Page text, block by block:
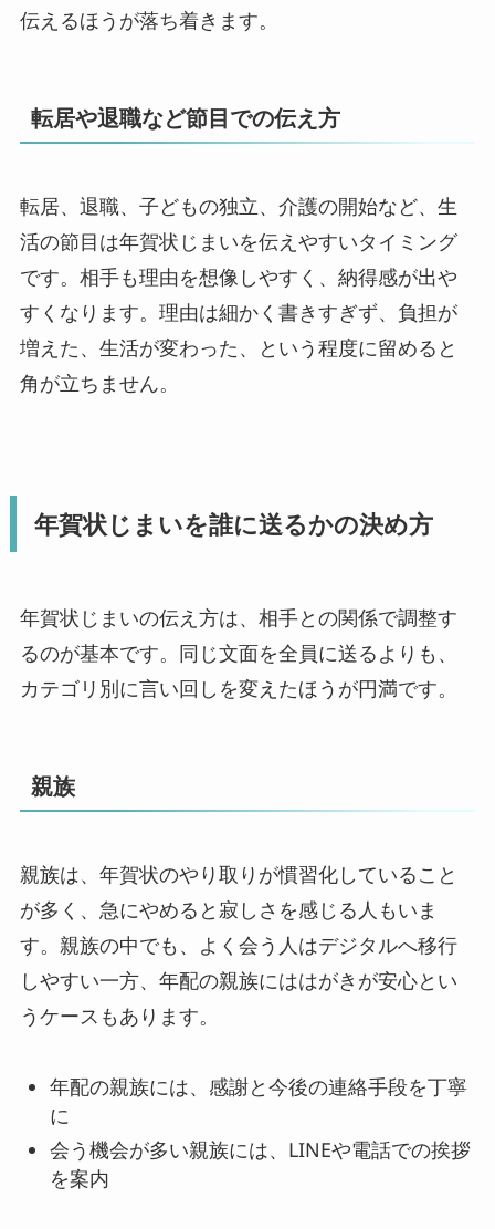
伝えるほうが落ち着きます。
転居や退職など節目での伝え方
転居、退職、子どもの独立、介護の開始など、生
活の節目は年賀状じまいを伝えやすいタイミング
です。相手も理由を想像しやすく、納得感が出や
すくなります。理由は細かく書きすぎず、負担が
増えた、生活が変わった、という程度に留めると
角が立ちません。
年賀状じまいを誰に送るかの決め方
年賀状じまいの伝え方は、相手との関係で調整す
るのが基本です。同じ文面を全員に送るよりも、
カテゴリ別に言い回しを変えたほうが円満です。
親族
親族は、年賀状のやり取りが慣習化していること
が多く、急にやめると寂しさを感じる人もいま
す。親族の中でも、よく会う人はデジタルへ移行
しやすい一方、年配の親族にははがきが安心とい
うケースもあります。
年配の親族には、感謝と今後の連絡手段を丁寧
に
会う機会が多い親族には、LINEや電話での挨拶
を案内